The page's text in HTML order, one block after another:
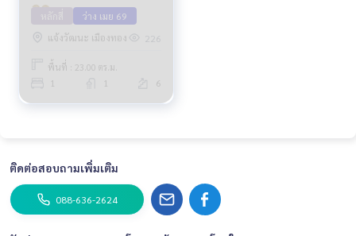
🟢🟡
ว่าง เมย 69
แจ้งวัฒนะ เมืองทอง
226
พื้นที่ : 23.00 ตร.ม.
1 1 6
ติดต่อสอบถามเพิ่มเติม
088-636-2624